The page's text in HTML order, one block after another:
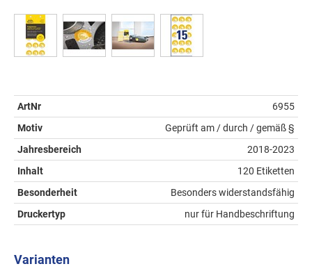
ArtNr
6955
Motiv
Geprüft am / durch / gemäß §
Jahresbereich
2018-2023
Inhalt
120 Etiketten
Besonderheit
Besonders widerstandsfähig
Druckertyp
nur für Handbeschriftung
Varianten